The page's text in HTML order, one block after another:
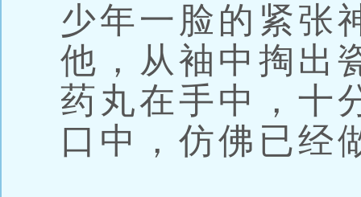
少年一脸的紧张
他，从袖中掏出
药丸在手中，十
口中，仿佛已经